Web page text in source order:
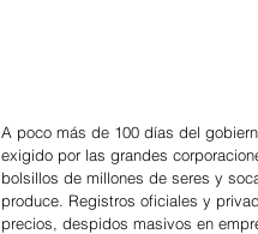
A poco más de 100 días del
exigido por las grandes
bolsillos de millones de seres y
produce. Registros oficiales y
precios, despidos masivos en